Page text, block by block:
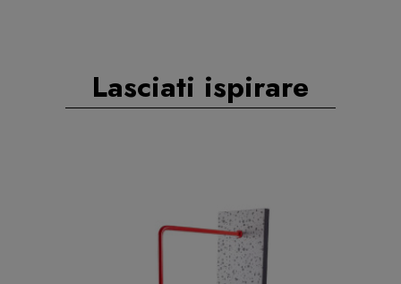
Lasciati ispirare